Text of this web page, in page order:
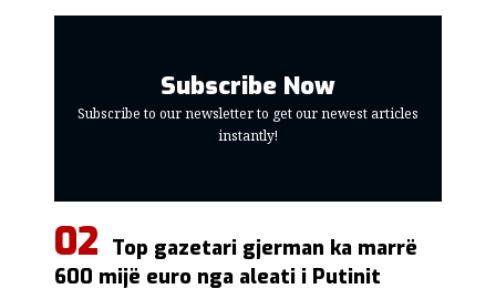
Subscribe Now
Subscribe to our newsletter to get our newest articles
instantly!
Top gazetari gjerman ka marrë
600 mijë euro nga aleati i Putinit